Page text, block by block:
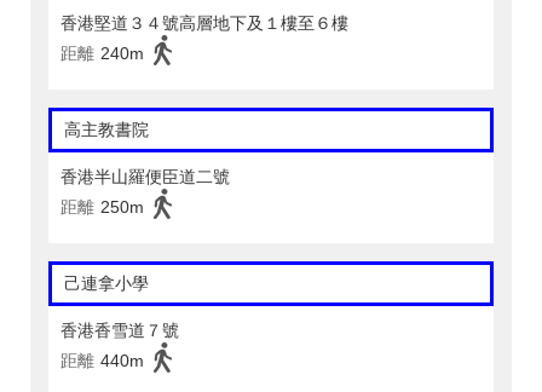
香港堅道３４號高層地下及１樓至６樓
距離 240m
高主教書院
香港半山羅便臣道二號
距離 250m
己連拿小學
香港香雪道７號
距離 440m